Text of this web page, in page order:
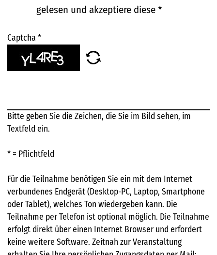
gelesen und akzeptiere diese*
Captcha *
Bitte geben Sie die Zeichen, die Sie im Bild sehen, im
Textfeld ein.
* = Pflichtfeld
Für die Teilnahme benötigen Sie ein mit dem Internet
verbundenes Endgerät (Desktop-PC, Laptop, Smartphone
oder Tablet), welches Ton wiedergeben kann. Die
Teilnahme per Telefon ist optional möglich. Die Teilnahme
erfolgt direkt über einen Internet Browser und erfordert
keine weitere Software. Zeitnah zur Veranstaltung